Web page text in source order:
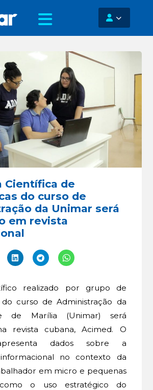
Científica de
do curso de
da Unimar será
em revista
realizado por grupo de
do curso de Administração da
de Marília (Unimar) será
revista cubana, Acimed. O
dados sobre a
informacional no contexto da
em micro e pequenas
como o uso estratégico do